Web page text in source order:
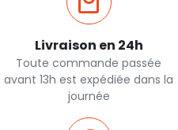
Livraison en 24h
Toute commande passée
avant 13h est expédiée dans la
journée